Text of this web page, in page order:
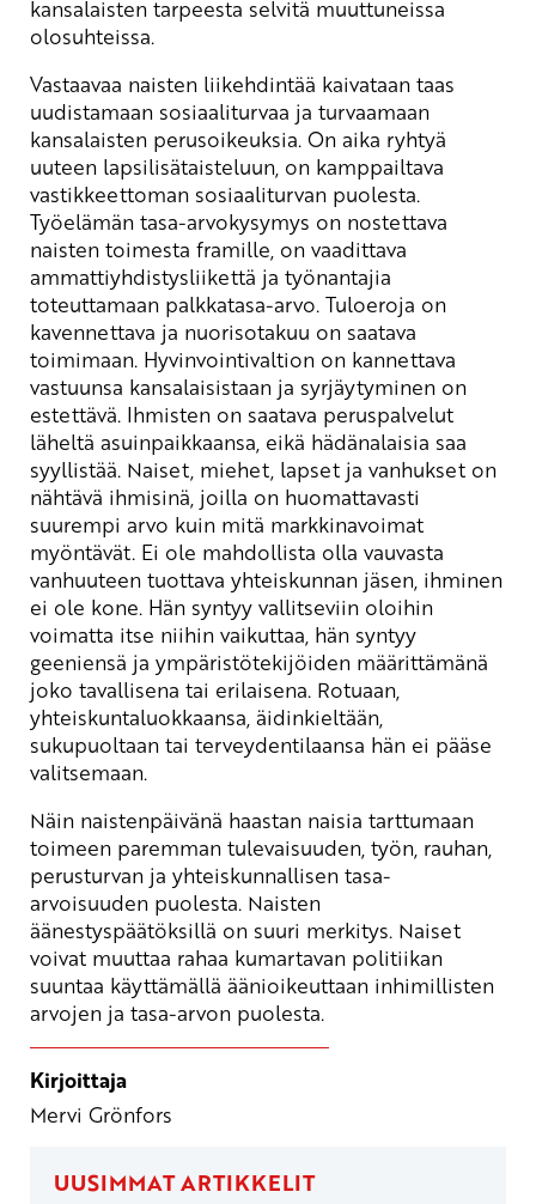
kansalaisten tarpeesta selvitä muuttuneissa
olosuhteissa.
Vastaavaa naisten liikehdintää kaivataan taas
uudistamaan sosiaaliturvaa ja turvaamaan
kansalaisten perusoikeuksia. On aika ryhtyä
uuteen lapsilisätaisteluun, on kamppailtava
vastikkeettoman sosiaaliturvan puolesta.
Työelämän tasa-arvokysymys on nostettava
naisten toimesta framille, on vaadittava
ammattiyhdistysliikettä ja työnantajia
toteuttamaan palkkatasa-arvo. Tuloeroja on
kavennettava ja nuorisotakuu on saatava
toimimaan. Hyvinvointivaltion on kannettava
vastuunsa kansalaisistaan ja syrjäytyminen on
estettävä. Ihmisten on saatava peruspalvelut
läheltä asuinpaikkaansa, eikä hädänalaisia saa
syyllistää. Naiset, miehet, lapset ja vanhukset on
nähtävä ihmisinä, joilla on huomattavasti
suurempi arvo kuin mitä markkinavoimat
myöntävät. Ei ole mahdollista olla vauvasta
vanhuuteen tuottava yhteiskunnan jäsen, ihminen
ei ole kone. Hän syntyy vallitseviin oloihin
voimatta itse niihin vaikuttaa, hän syntyy
geeniensä ja ympäristötekijöiden määrittämänä
joko tavallisena tai erilaisena. Rotuaan,
yhteiskuntaluokkaansa, äidinkieltään,
sukupuoltaan tai terveydentilaansa hän ei pääse
valitsemaan.
Näin naistenpäivänä haastan naisia tarttumaan
toimeen paremman tulevaisuuden, työn, rauhan,
perusturvan ja yhteiskunnallisen tasa-
arvoisuuden puolesta. Naisten
äänestyspäätöksillä on suuri merkitys. Naiset
voivat muuttaa rahaa kumartavan politiikan
suuntaa käyttämällä äänioikeuttaan inhimillisten
arvojen ja tasa-arvon puolesta.
Kirjoittaja
Mervi Grönfors
UUSIMMAT ARTIKKELIT